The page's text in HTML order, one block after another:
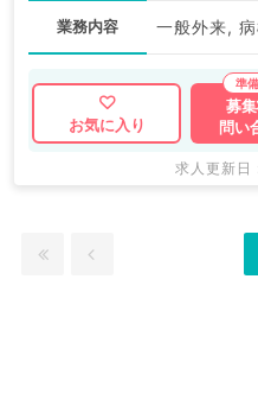
業務内容 一般外来,
お気に入り
募
問い
求人更新